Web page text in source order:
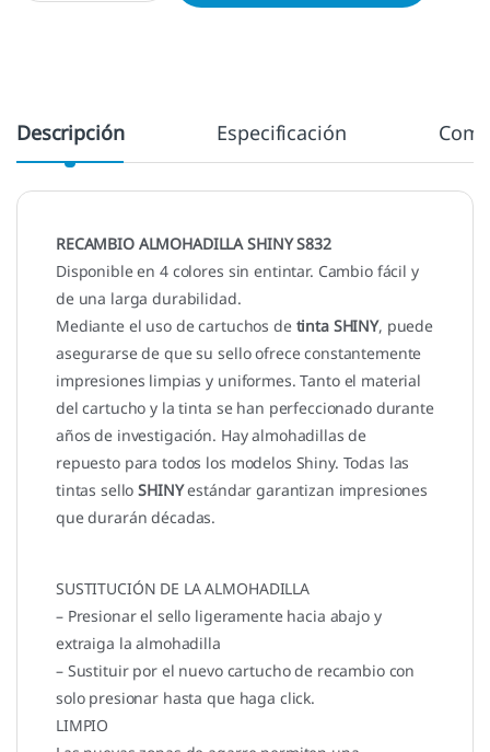
Descripción Especificación
RECAMBIO ALMOHADILLA SHINY S832
Disponible en 4 colores sin entintar. Cambio fácil y
de una larga durabilidad.
Mediante el uso de cartuchos de tinta SHINY, puede
asegurarse de que su sello ofrece constantemente
impresiones limpias y uniformes. Tanto el material
del cartucho y la tinta se han perfeccionado durante
años de investigación. Hay almohadillas de
repuesto para todos los modelos Shiny. Todas las
tintas selloSHINYestándar garantizan impresiones
que durarán décadas.
SUSTITUCIÓN DE LA ALMOHADILLA
– Presionar el sello ligeramente hacia abajo y
extraiga la almohadilla
– Sustituir por el nuevo cartucho de recambio con
solo presionar hasta que haga click.
LIMPIO